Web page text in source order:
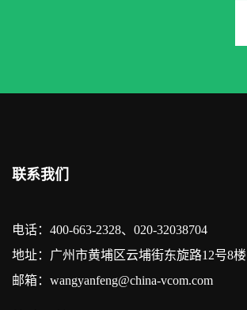
联系我们
电话：400-663-2328、020-32038704
地址：广州市黄埔区云埔街东旋路12号8楼
邮箱：wangyanfeng@china-vcom.com